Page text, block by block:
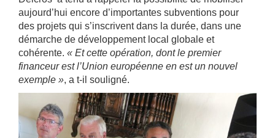
aujourd’hui encore d’importantes subventions pour
des projets qui s’inscrivent dans la durée, dans une
démarche de développement local globale et
cohérente. « Et cette opération, dont le premier
financeur est l’Union européenne en est un nouvel
exemple », a t-il souligné.